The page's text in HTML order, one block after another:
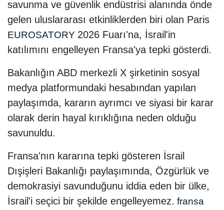
savunma ve güvenlik endüstrisi alanında önde
gelen uluslararası etkinliklerden biri olan Paris
EUROSATORY 2026 Fuarı'na, İsrail'in
katılımını engelleyen Fransa'ya tepki gösterdi.
Bakanlığın ABD merkezli X şirketinin sosyal
medya platformundaki hesabından yapılan
paylaşımda, kararın ayrımcı ve siyasi bir karar
olarak derin hayal kırıklığına neden olduğu
savunuldu.
Fransa'nın kararına tepki gösteren İsrail
Dışişleri Bakanlığı paylaşımında, Özgürlük ve
demokrasiyi savunduğunu iddia eden bir ülke,
İsrail'i seçici bir şekilde engelleyemez. fransa